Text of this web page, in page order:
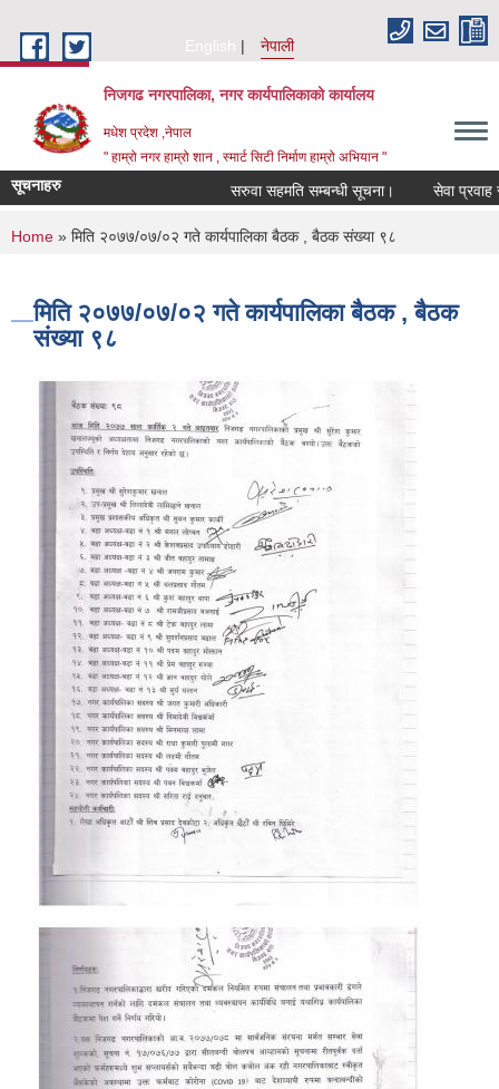
English
नेपाली
निजगढ नगरपालिका, नगर कार्यपालिकाको कार्यालय
मधेश प्रदेश ,नेपाल
" हाम्रो नगर हाम्रो शान , स्मार्ट सिटी निर्माण हाम्रो अभियान "
सूचनाहरु सरुवा सहमति सम्बन्धी सूचना। सेवा प्रवाह
You are here
Home » मिति २०७७/०७/०२ गते कार्यपालिका बैठक , बैठक संख्या ९८
मिति २०७७/०७/०२ गते कार्यपालिका बैठक , बैठक
संख्या ९८